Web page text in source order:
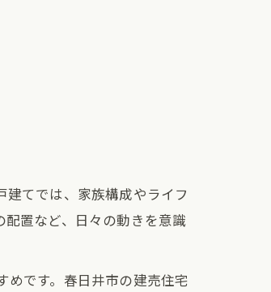
てでは、家族構成やライフ
置など、日々の動きを意識
です。春日井市の建売住宅